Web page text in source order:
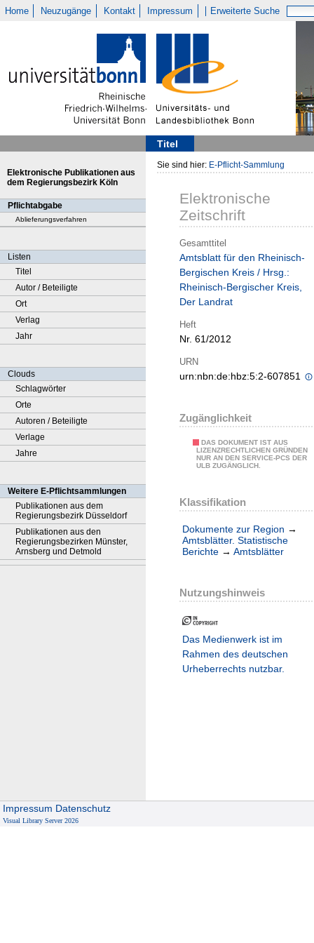
Home Neuzugänge Kontakt Impressum Erweiterte Suche
Titel
Elektronische Publikationen aus
dem Regierungsbezirk Köln
Pflichtabgabe
Ablieferungsverfahren
Listen
Titel
Autor / Beteiligte
Ort
Verlag
Jahr
Clouds
Schlagwörter
Orte
Autoren / Beteiligte
Verlage
Jahre
Weitere E-Pflichtsammlungen
Publikationen aus dem
Regierungsbezirk Düsseldorf
Publikationen aus den
Regierungsbezirken Münster,
Arnsberg und Detmold
Sie sind hier: E-Pflicht-Sammlung
Elektronische
Zeitschrift
Gesamttitel
Amtsblatt für den Rheinisch-
Bergischen Kreis / Hrsg.:
Rheinisch-Bergischer Kreis,
Der Landrat
Heft
Nr. 61/2012
URN
urn:nbn:de:hbz:5:2-607851
Zugänglichkeit
DAS DOKUMENT IST AUS
LIZENZRECHTLICHEN GRÜNDEN
NUR AN DEN SERVICE-PCS DER
ULB ZUGÄNGLICH.
Klassifikation
Dokumente zur Region →
Amtsblätter. Statistische
Berichte → Amtsblätter
Nutzungshinweis
Das Medienwerk ist im
Rahmen des deutschen
Urheberrechts nutzbar.
Impressum Datenschutz
Visual Library Server 2026